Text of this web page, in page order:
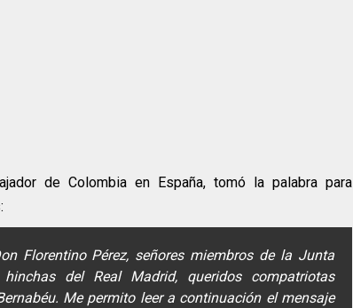
de Colombia en España, tomó la palabra para
Florentino Pérez, señores miembros de la Junta
del Real Madrid, queridos compatriotas
Me permito leer a continuación el mensaje